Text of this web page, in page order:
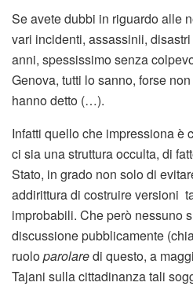
Se avete dubbi in riguardo alle
vari incidenti, assassinii,
anni, spessissimo senza
Genova, tutti lo sanno, forse
hanno detto (…).
Infatti quello che impressiona è
ci sia una struttura occulta, di
Stato, in grado non solo di
addirittura di costruire versioni
improbabili. Che però nessuno
discussione pubblicamente
ruoloparolaredi questo, a
Tajani sulla cittadinanza tali